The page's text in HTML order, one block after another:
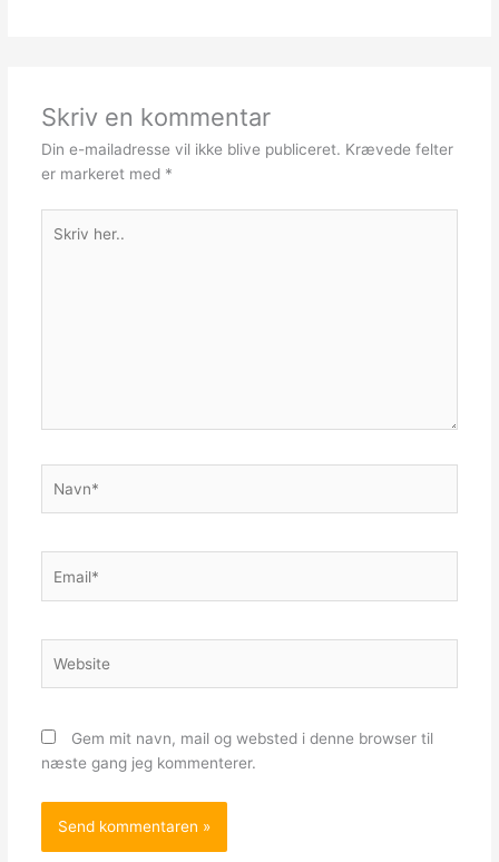
Skriv en kommentar
Din e-mailadresse vil ikke blive publiceret. Krævede felter
er markeret med *
her..
Gem mit navn, mail og websted i denne browser til
næste gang jeg kommenterer.